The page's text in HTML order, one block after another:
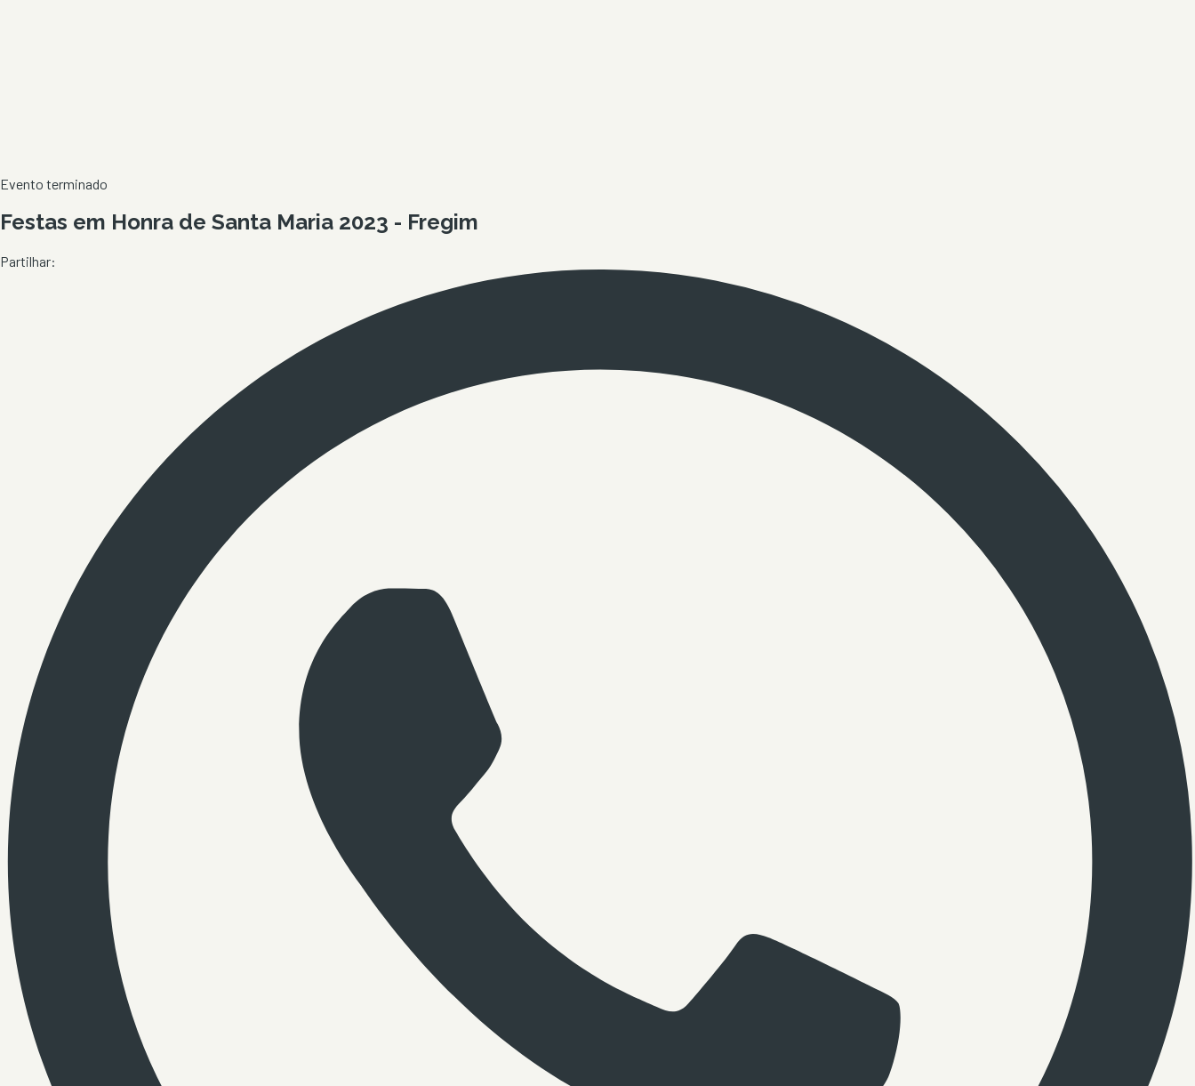
Evento terminado
Festas em Honra de Santa Maria 2023 - Fregim
Partilhar: